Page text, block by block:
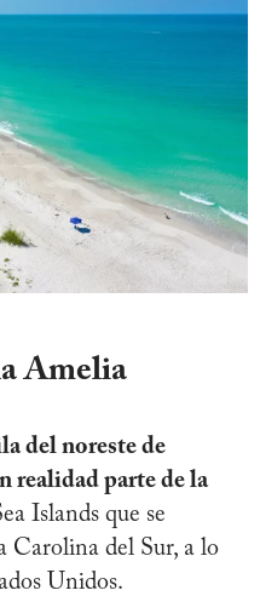
Amelia
del noreste de
realidad parte de la
Islands que se
Carolina del Sur, a lo
Unidos.